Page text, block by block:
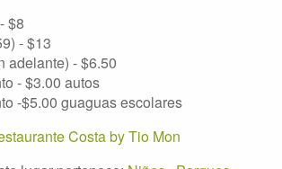
$8
- $13
adelante) - $6.50
- $3.00 autos
-$5.00 guaguas escolares
Costa by Tio Mon